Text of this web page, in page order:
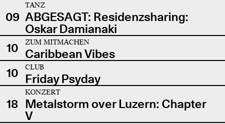
09
TANZ
ABGESAGT: Residenzsharing:
Oskar Damianaki
10
ZUM MITMACHEN
Caribbean Vibes
10
CLUB
Friday Psyday
18
KONZERT
Metalstorm over Luzern: Chapter
V